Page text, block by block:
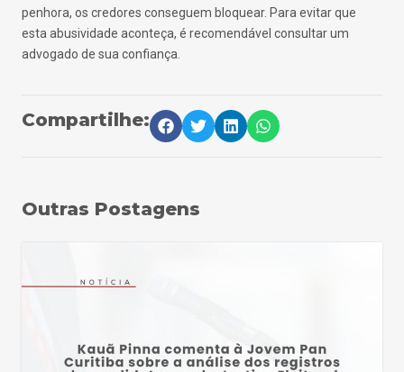
penhora, os credores conseguem bloquear. Para evitar que
esta abusividade aconteça, é recomendável consultar um
advogado de sua confiança.
Compartilhe:
Outras Postagens